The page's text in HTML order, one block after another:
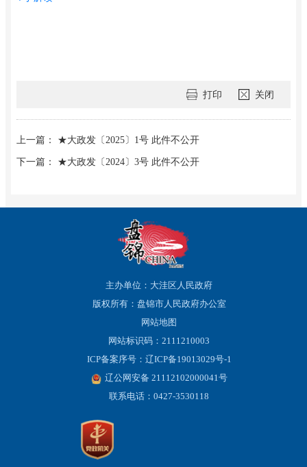
打印 关闭
上一篇： ★大政发〔2025〕1号 此件不公开
下一篇： ★大政发〔2024〕3号 此件不公开
主办单位：大洼区人民政府
版权所有：盘锦市人民政府办公室
网站地图
网站标识码：2111210003
ICP备案序号：辽ICP备19013029号-1
辽公网安备 21112102000041号
联系电话：0427-3530118